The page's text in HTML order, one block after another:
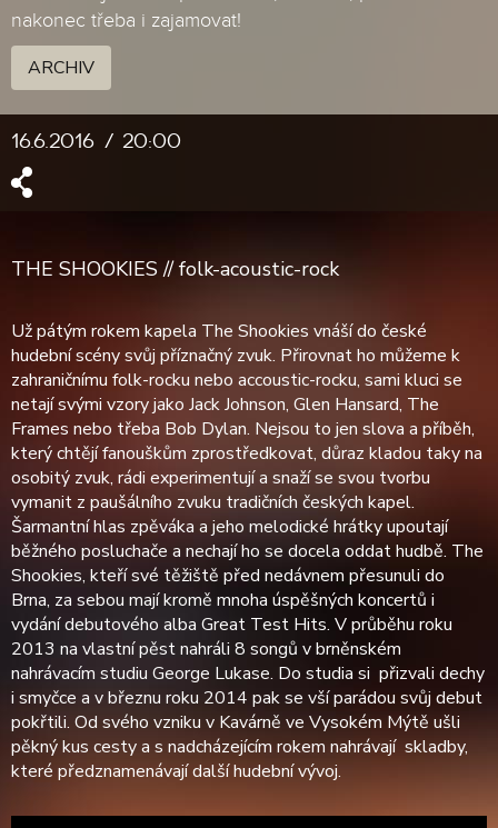
nakonec třeba i zajamovat!
ARCHIV
16.6.2016 20:00
THE SHOOKIES // folk-acoustic-rock
Už pátým rokem kapela The Shookies vnáší do české
hudební scény svůj příznačný zvuk. Přirovnat ho můžeme k
zahraničnímu folk-rocku nebo accoustic-rocku, sami kluci se
netají svými vzory jako Jack Johnson, Glen Hansard, The
Frames nebo třeba Bob Dylan. Nejsou to jen slova a příběh,
který chtějí fanouškům zprostředkovat, důraz kladou taky na
osobitý zvuk, rádi experimentují a snaží se svou tvorbu
vymanit z paušálního zvuku tradičních českých kapel.
Šarmantní hlas zpěváka a jeho melodické hrátky upoutají
běžného posluchače a nechají ho se docela oddat hudbě. The
Shookies, kteří své těžiště před nedávnem přesunuli do
Brna, za sebou mají kromě mnoha úspěšných koncertů i
vydání debutového alba Great Test Hits. V průběhu roku
2013 na vlastní pěst nahráli 8 songů v brněnském
nahrávacím studiu George Lukase. Do studia si přizvali dechy
i smyčce a v březnu roku 2014 pak se vší parádou svůj debut
pokřtili. Od svého vzniku v Kavárně ve Vysokém Mýtě ušli
pěkný kus cesty a s nadcházejícím rokem nahrávají skladby,
které předznamenávají další hudební vývoj.